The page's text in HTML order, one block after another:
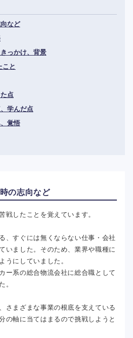
など
っかけ、背景
こと
点
学んだ点
覚悟
の志向など
戦したことを覚えています。
、すぐには無くならない仕事・会社
いました。そのため、業界や職種に
うにしていました。
ー系の総合物流会社に総合職として
。
さまざまな事業の根底を支えている
の軸に当てはまるので挑戦しようと